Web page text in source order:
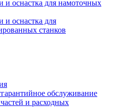
и оснастка для намоточных
и оснастка для
станков
обслуживание
и расходных